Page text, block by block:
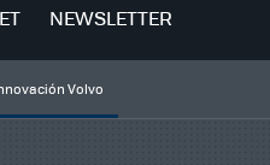
NEWSLETTER
Volvo